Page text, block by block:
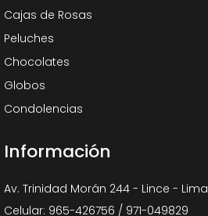
Cajas de Rosas
Peluches
Chocolates
Globos
Condolencias
Información
Av. Trinidad Morán 244 - Lince - Lima
Celular: 965-426756 / 971-049829